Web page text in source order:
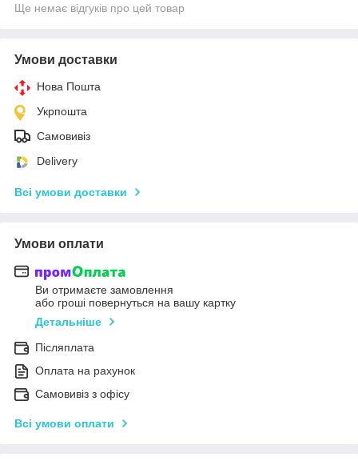
Ще немає відгуків про цей товар
Умови доставки
Нова Пошта
Укрпошта
Самовивіз
Delivery
Всі умови доставки
Умови оплати
Ви отримаєте замовлення
або гроші повернуться на вашу картку
Детальніше
Післяплата
Оплата на рахунок
Самовивіз з офісу
Всі умови оплати